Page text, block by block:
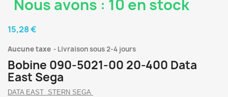
Nous avons : 10 en stock
15,28 €
Aucune taxe Livraison sous 2-4 jours
Bobine 090-5021-00 20-400 Data
East Sega
DATA EAST STERN SEGA